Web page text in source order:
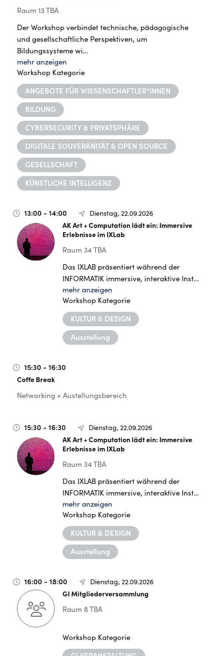
Raum 13 TBA
Der Workshop verbindet technische, pädagogische
und gesellschaftliche Perspektiven, um
Bildungssysteme wi…
mehr anzeigen
Workshop Kategorie
ANGEBOTE FÜR WISSENSCHAFTLER*INNEN
BILDUNG
CYBERSECURITY & PRIVATSPHÄRE
DIGITALE SOUVERÄNITÄT & OPEN SOURCE
GESELLSCHAFT
KÜNSTLICHE INTELLIGENZ
13:00 - 14:00
Dienstag, 22.09.2026
AK Art + Computation lädt ein: Immersive
Erlebnisse im IXLab
Raum 34 TBA
Das IXLAB präsentiert während der
INFORMATIK immersive, interaktive Inst…
mehr anzeigen
Workshop Kategorie
KULTUR & DESIGN
Ausstellung
15:30 - 16:30
Coffe Break
Networking + Austellungsbereich
15:30 - 16:30
Dienstag, 22.09.2026
AK Art + Computation lädt ein: Immersive
Erlebnisse im IXLab
Raum 34 TBA
Das IXLAB präsentiert während der
INFORMATIK immersive, interaktive Inst…
mehr anzeigen
Workshop Kategorie
KULTUR & DESIGN
Ausstellung
16:00 - 18:00
Dienstag, 22.09.2026
GI Mitgliederversammlung
Raum 8 TBA
Workshop Kategorie